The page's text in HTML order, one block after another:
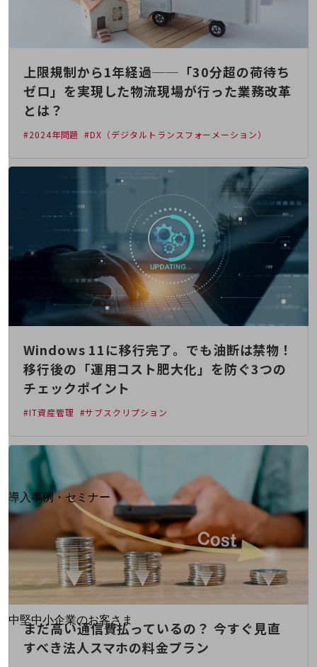
5G対応ホームルーター
通信モジュール製品
衛星携帯電話
IOT完了済みメーカーブランド製品
料金
5Gデータプラス
データプラス
IoT向け回線料金
home5Gプラン
端末の一元管理
運用保守・故障紛失サポート
回線・ネットワーク
別ウィンドウで開きます
サービスをご利用中のお客さま
導入事例・セミナー
導入事例TOP
最新の導入事例や注目の導入事例をご紹介します
セミナー
開催・出展する各種セミナー、イベント情報をご紹介します
中堅中小企業のお客さま
NTTドコモビジネスウォッチ
ビジネスお役立ち情報
上限規制から1年経過──「30分超の荷待ち
ゼロ」を実現した物流現場が行った業務改革
とは？
#2024年問題 #DX（デジタルトランスフォーメーション）
Windows 11に移行完了。でも油断は禁物！
移行後の「運用コスト肥大化」を防ぐ3つの
チェックポイント
#IT資産管理 #サブスクリプション
まだ高い通信費払っているの？ 今すぐ見直
すべき法人スマホの料金プラン